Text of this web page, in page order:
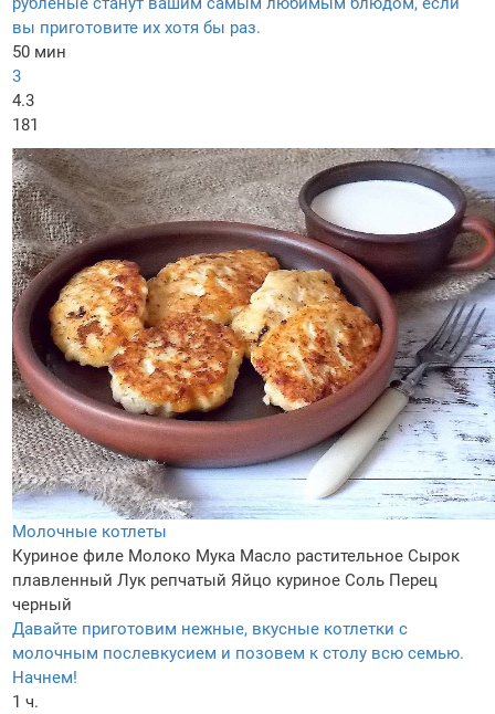
вы приготовите их хотя бы раз.
50 мин
3
4.3
181
Молочные котлеты
Куриное филе Молоко Мука Масло растительное Сырок
плавленный Лук репчатый Яйцо куриное Соль Перец
черный
Давайте приготовим нежные, вкусные котлетки с
молочным послевкусием и позовем к столу всю семью.
Начнем!
1 ч.